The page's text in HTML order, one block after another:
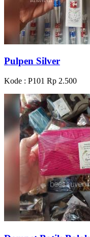
Pulpen Silver
Kode : P101 Rp 2.500